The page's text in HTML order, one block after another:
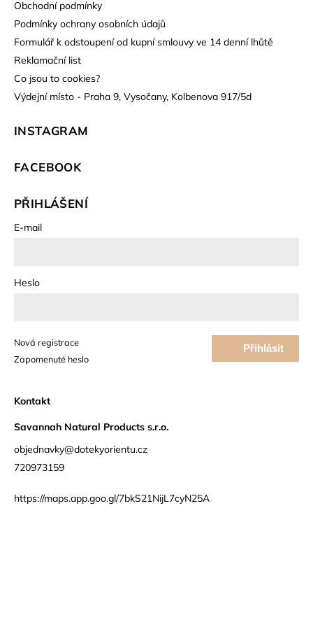
Obchodní podmínky
Podmínky ochrany osobních údajů
Formulář k odstoupení od kupní smlouvy ve 14 denní lhůtě
Reklamační list
Co jsou to cookies?
Výdejní místo - Praha 9, Vysočany, Kolbenova 917/5d
INSTAGRAM
FACEBOOK
PŘIHLÁŠENÍ
E-mail
Heslo
Přihlásit
Nová registrace
Zapomenuté heslo
Kontakt
Savannah Natural Products s.r.o.
objednavky@dotekyorientu.cz
720973159
https://maps.app.goo.gl/7bkS21NijL7cyN25A